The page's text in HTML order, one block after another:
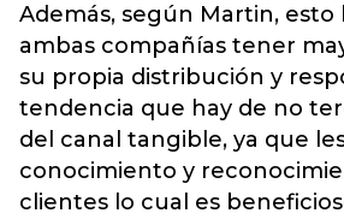
Además, según Martin, esto
ambas compañías tener
su propia distribución y
tendencia que hay de no
del canal tangible, ya que
conocimiento y
clientes lo cual es